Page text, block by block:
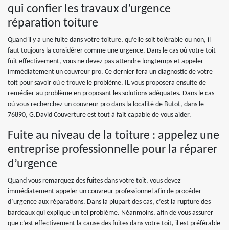
qui confier les travaux d’urgence
réparation toiture
Quand il y a une fuite dans votre toiture, qu’elle soit tolérable ou non, il
faut toujours la considérer comme une urgence. Dans le cas où votre toit
fuit effectivement, vous ne devez pas attendre longtemps et appeler
immédiatement un couvreur pro. Ce dernier fera un diagnostic de votre
toit pour savoir où e trouve le problème. IL vous proposera ensuite de
remédier au problème en proposant les solutions adéquates. Dans le cas
où vous recherchez un couvreur pro dans la localité de Butot, dans le
76890, G.David Couverture est tout à fait capable de vous aider.
Fuite au niveau de la toiture : appelez une
entreprise professionnelle pour la réparer
d’urgence
Quand vous remarquez des fuites dans votre toit, vous devez
immédiatement appeler un couvreur professionnel afin de procéder
d’urgence aux réparations. Dans la plupart des cas, c’est la rupture des
bardeaux qui explique un tel problème. Néanmoins, afin de vous assurer
que c’est effectivement la cause des fuites dans votre toit, il est préférable